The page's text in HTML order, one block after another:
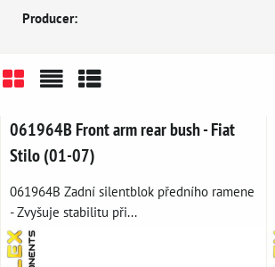
Producer:
061964B Front arm rear bush - Fiat
Stilo (01-07)
061964B Zadní silentblok předního ramene
- Zvyšuje stabilitu při...